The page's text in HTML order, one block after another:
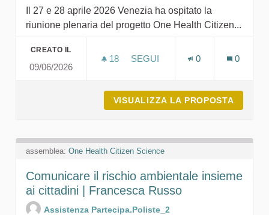
Il 27 e 28 aprile 2026 Venezia ha ospitato la
riunione plenaria del progetto One Health Citizen...
CREATO IL
09/06/2026
18 18 SOSTENITORI
SEGUI
0 0
VISUALIZZA LA PROPOSTA
assemblea: One Health Citizen Science
Comunicare il rischio ambientale insieme
ai cittadini | Francesca Russo
Assistenza Partecipa.Poliste_2